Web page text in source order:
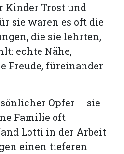
Kinder Trost und
sie waren es oft die
die sie lehrten,
echte Nähe,
Freude, füreinander
Opfer – sie
Familie oft
Lotti in der Arbeit
einen tieferen